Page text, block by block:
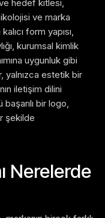
hedef kitlesi,
ve marka
form yapısı,
kurumsal kimlik
uygunluk gibi
yalnızca estetik bir
iletişim dilini
bir logo,
şekilde
Nerelerde